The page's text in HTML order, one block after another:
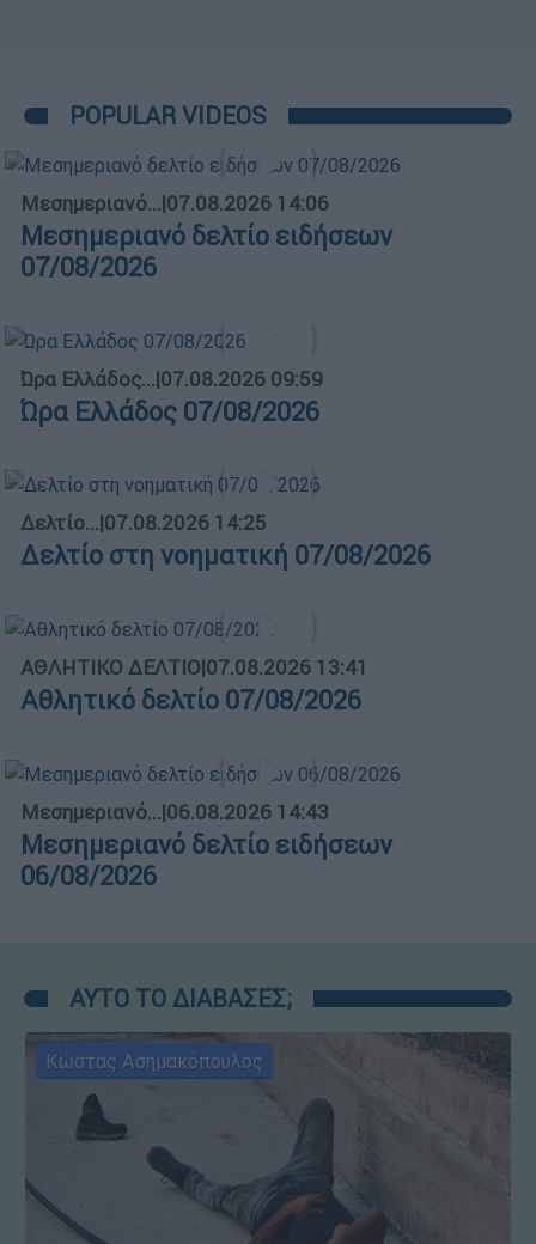
POPULAR VIDEOS
Μεσημεριανό...|07.08.2026 14:06
Μεσημεριανό δελτίο ειδήσεων
07/08/2026
Ώρα Ελλάδος...|07.08.2026 09:59
Ώρα Ελλάδος 07/08/2026
Δελτίο...|07.08.2026 14:25
Δελτίο στη νοηματική 07/08/2026
ΑΘΛΗΤΙΚΟ ΔΕΛΤΙΟ|07.08.2026 13:41
Αθλητικό δελτίο 07/08/2026
Μεσημεριανό...|06.08.2026 14:43
Μεσημεριανό δελτίο ειδήσεων
06/08/2026
ΑΥΤΟ ΤΟ ΔΙΑΒΑΣΕΣ;
Κώστας Ασημακόπουλος